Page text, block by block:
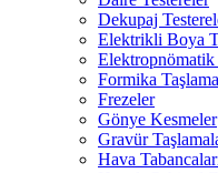
Dekupaj
Elektrikli Boya
Elektropnömatik
Formika
Frezeler
Gönye Kesmeler
Gravür
Hava